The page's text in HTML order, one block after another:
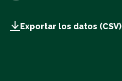
Exportar los datos (CSV)